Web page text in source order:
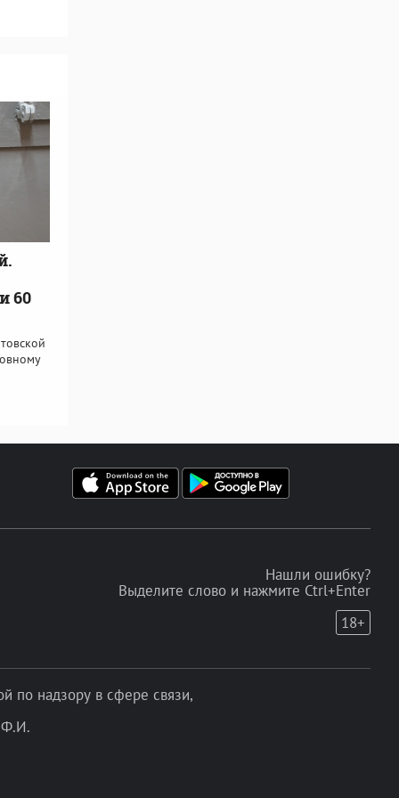
60
Нашли ошибку?
Выделите слово и нажмите Ctrl+Enter
18+
по надзору в сфере связи,
Ф.И.